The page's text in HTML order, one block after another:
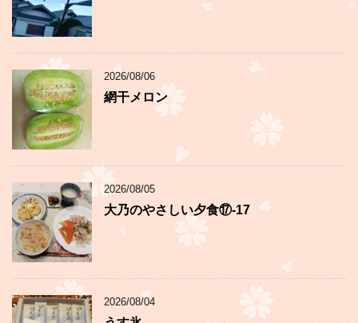
2026/08/06
網干メロン
2026/08/05
大乃のやさしい夕食⑰-17
2026/08/04